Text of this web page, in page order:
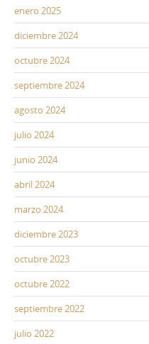
enero 2025
diciembre 2024
octubre 2024
septiembre 2024
agosto 2024
julio 2024
junio 2024
abril 2024
marzo 2024
diciembre 2023
octubre 2023
octubre 2022
septiembre 2022
julio 2022